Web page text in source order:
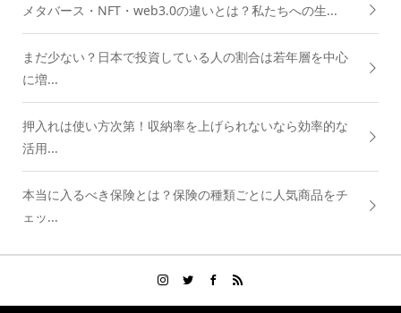
メタバース・NFT・web3.0の違いとは？私たちへの生...
まだ少ない？日本で投資している人の割合は若年層を中心
に増...
押入れは使い方次第！収納率を上げられないなら効率的な
活用...
本当に入るべき保険とは？保険の種類ごとに人気商品をチ
ェッ...